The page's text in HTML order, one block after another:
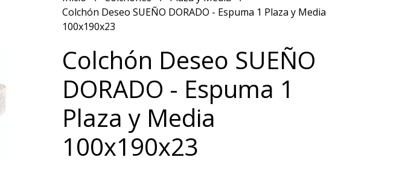
Colchón Deseo SUEÑO DORADO - Espuma 1 Plaza y Media
100x190x23
Colchón Deseo SUEÑO
DORADO - Espuma 1
Plaza y Media
100x190x23